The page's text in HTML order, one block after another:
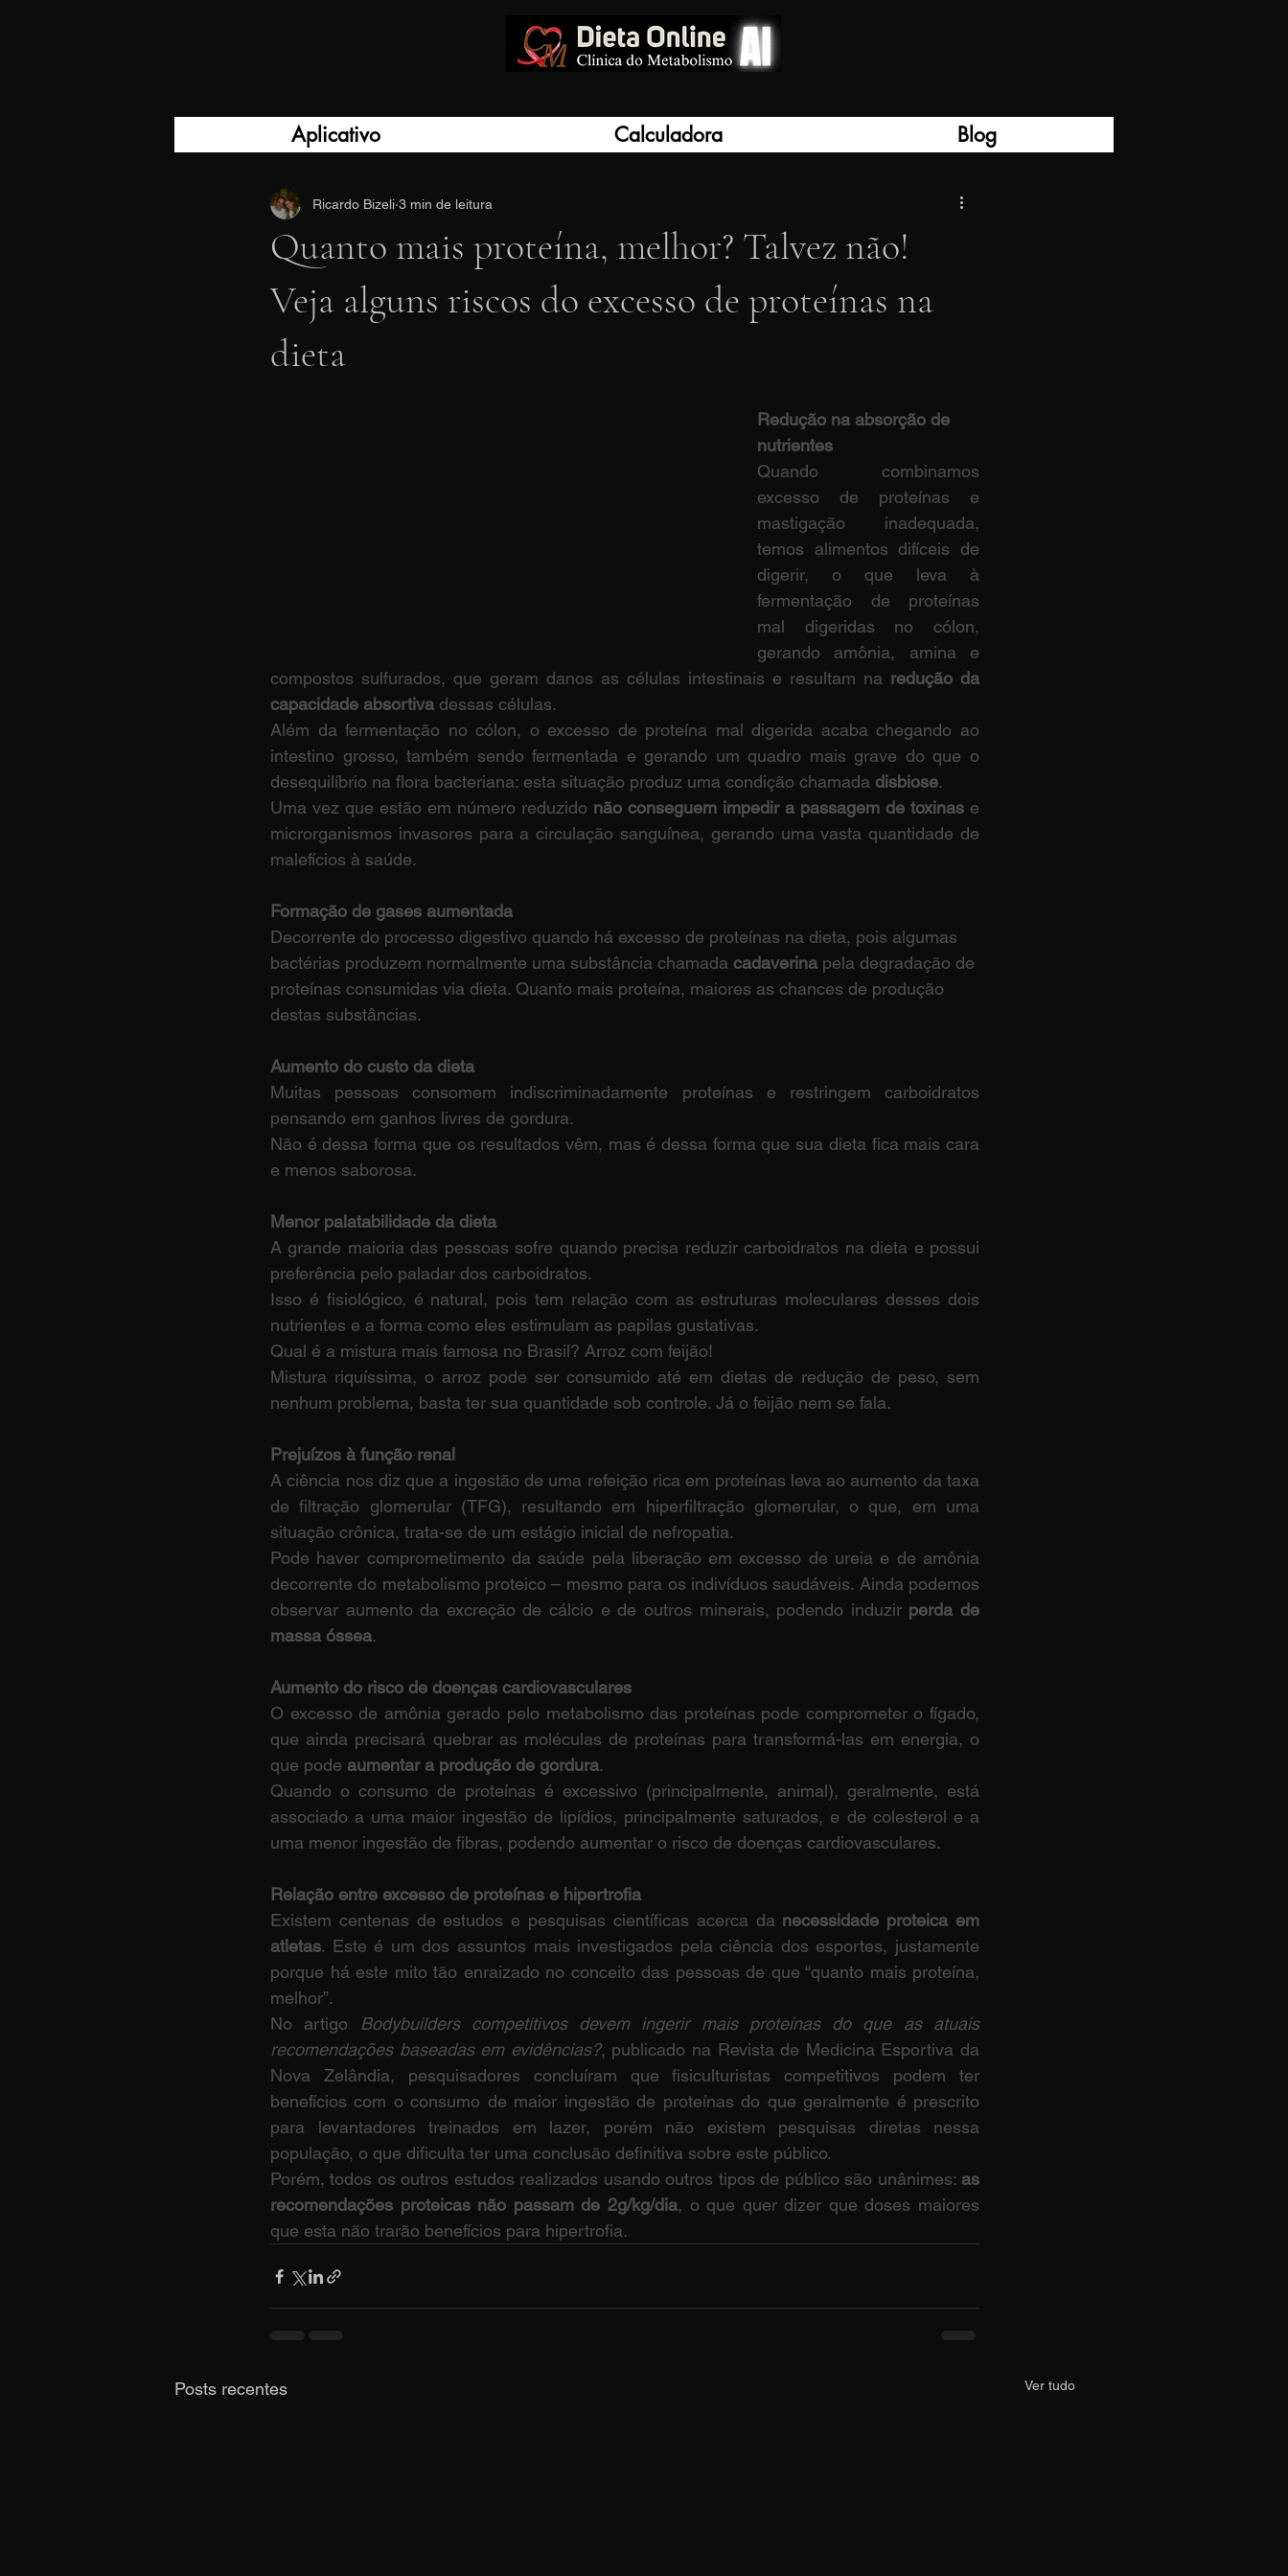
Aplicativo Calculadora Blog
Quanto mais proteína, melhor? Talvez não!
Veja alguns riscos do excesso de proteínas na
dieta
Ricardo Bizeli 3 min de leitura
Redução na absorção de
nutrientes
Quando combinamos
excesso de proteínas e
mastigação inadequada,
temos alimentos difíceis de
digerir, o que leva à
fermentação de proteínas
mal digeridas no cólon,
gerando amônia, amina e
compostos sulfurados, que geram danos as células intestinais e resultam na redução da
capacidade absortiva dessas células.
Além da fermentação no cólon, o excesso de proteína mal digerida acaba chegando ao
intestino grosso, também sendo fermentada e gerando um quadro mais grave do que o
desequilíbrio na flora bacteriana: esta situação produz uma condição chamada disbiose.
Uma vez que estão em número reduzido não conseguem impedir a passagem de toxinas e
microrganismos invasores para a circulação sanguínea, gerando uma vasta quantidade de
malefícios à saúde.
Formação de gases aumentada
Decorrente do processo digestivo quando há excesso de proteínas na dieta, pois algumas
bactérias produzem normalmente uma substância chamada cadaverina pela degradação de
proteínas consumidas via dieta. Quanto mais proteína, maiores as chances de produção
destas substâncias.
Aumento do custo da dieta
Muitas pessoas consomem indiscriminadamente proteínas e restringem carboidratos
pensando em ganhos livres de gordura.
Não é dessa forma que os resultados vêm, mas é dessa forma que sua dieta fica mais cara
e menos saborosa.
Menor palatabilidade da dieta
A grande maioria das pessoas sofre quando precisa reduzir carboidratos na dieta e possui
preferência pelo paladar dos carboidratos.
Isso é fisiológico, é natural, pois tem relação com as estruturas moleculares desses dois
nutrientes e a forma como eles estimulam as papilas gustativas.
Qual é a mistura mais famosa no Brasil? Arroz com feijão!
Mistura riquíssima, o arroz pode ser consumido até em dietas de redução de peso, sem
nenhum problema, basta ter sua quantidade sob controle. Já o feijão nem se fala.
Prejuízos à função renal
A ciência nos diz que a ingestão de uma refeição rica em proteínas leva ao aumento da taxa
de filtração glomerular (TFG), resultando em hiperfiltração glomerular, o que, em uma
situação crônica, trata-se de um estágio inicial de nefropatia.
Pode haver comprometimento da saúde pela liberação em excesso de ureia e de amônia
decorrente do metabolismo proteico – mesmo para os indivíduos saudáveis. Ainda podemos
observar aumento da excreção de cálcio e de outros minerais, podendo induzir perda de
massa óssea.
Aumento do risco de doenças cardiovasculares
O excesso de amônia gerado pelo metabolismo das proteínas pode comprometer o fígado,
que ainda precisará quebrar as moléculas de proteínas para transformá-las em energia, o
que pode aumentar a produção de gordura.
Quando o consumo de proteínas é excessivo (principalmente, animal), geralmente, está
associado a uma maior ingestão de lipídios, principalmente saturados, e de colesterol e a
uma menor ingestão de fibras, podendo aumentar o risco de doenças cardiovasculares.
Relação entre excesso de proteínas e hipertrofia
Existem centenas de estudos e pesquisas científicas acerca da necessidade proteica em
atletas. Este é um dos assuntos mais investigados pela ciência dos esportes, justamente
porque há este mito tão enraizado no conceito das pessoas de que “quanto mais proteína,
melhor”.
No artigo
Bodybuilders competitivos devem ingerir mais proteínas do que as atuais
recomendações baseadas em evidências?, publicado na Revista de Medicina Esportiva da
Nova Zelândia, pesquisadores concluíram que fisiculturistas competitivos podem ter
benefícios com o consumo de maior ingestão de proteínas do que geralmente é prescrito
para levantadores treinados em lazer, porém não existem pesquisas diretas nessa
população, o que dificulta ter uma conclusão definitiva sobre este público.
Porém, todos os outros estudos realizados usando outros tipos de público são unânimes: as
recomendações proteicas não passam de 2g/kg/dia, o que quer dizer que doses maiores
que esta não trarão benefícios para hipertrofia.
Posts recentes Ver tudo